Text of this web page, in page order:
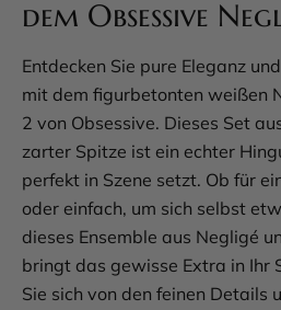
dem Obsessive
Entdecken Sie pure Eleganz
mit dem figurbetonten weißen
2 von Obsessive. Dieses Set
zarter Spitze ist ein echter
perfekt in Szene setzt. Ob für
oder einfach, um sich selbst
dieses Ensemble aus Negligé
bringt das gewisse Extra in Ihr
Sie sich von den feinen Details